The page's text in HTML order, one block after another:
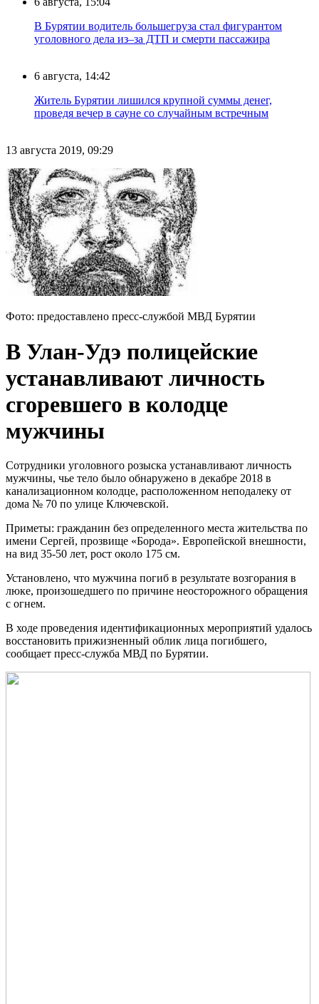
В Бурятии водитель большегруза стал фигурантом
уголовного дела из–за ДТП и смерти пассажира
6 августа, 14:42
Житель Бурятии лишился крупной суммы денег,
проведя вечер в сауне со случайным встречным
13 августа 2019, 09:29
Фото: предоставлено пресс-службой МВД Бурятии
В Улан-Удэ полицейские
устанавливают личность
сгоревшего в колодце
мужчины
Сотрудники уголовного розыска устанавливают личность
мужчины, чье тело было обнаружено в декабре 2018 в
канализационном колодце, расположенном неподалеку от
дома № 70 по улице Ключевской.
Приметы: гражданин без определенного места жительства по
имени Сергей, прозвище «Борода». Европейской внешности,
на вид 35-50 лет, рост около 175 см.
Установлено, что мужчина погиб в результате возгорания в
люке, произошедшего по причине неосторожного обращения
с огнем.
В ходе проведения идентификационных мероприятий удалось
восстановить прижизненный облик лица погибшего,
сообщает пресс-служба МВД по Бурятии.